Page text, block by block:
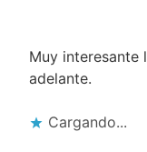
Muy interesante
adelante.
Cargando...